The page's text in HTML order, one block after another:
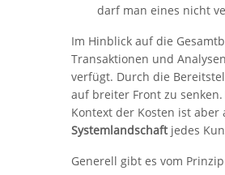
darf man eines nicht
Im Hinblick auf die
Transaktionen und
verfügt. Durch die
auf breiter Front zu
Kontext der Kosten ist aber
Systemlandschaftjedes
Generell gibt es vom